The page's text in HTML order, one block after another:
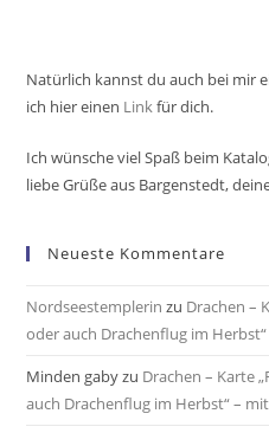
Natürlich kannst du auch bei mir
ich hier einen Linkfür dich.
Ich wünsche viel Spaß beim
liebe Grüße aus Bargenstedt,
Neueste Kommentare
Nordseestemplerin zu Drachen –
oder auch Drachenflug im
Minden gabyzu Drachen – Karte
auch Drachenflug im Herbst“ –